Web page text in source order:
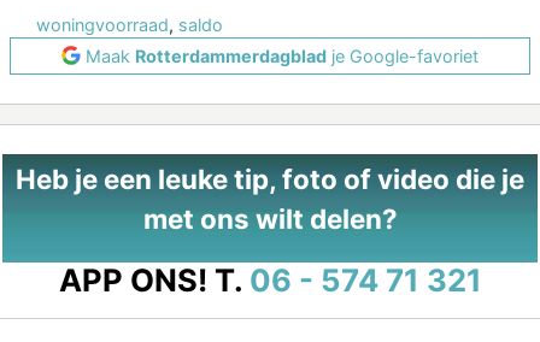
woningvoorraad, saldo
Maak Rotterdammerdagblad je Google-favoriet
Heb je een leuke tip, foto of video die je
met ons wilt delen?
APP ONS! T. 06 - 574 71 321